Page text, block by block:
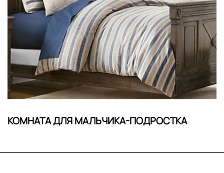
КОМНАТА ДЛЯ МАЛЬЧИКА-ПОДРОСТКА